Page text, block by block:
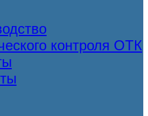
контроля ОТК